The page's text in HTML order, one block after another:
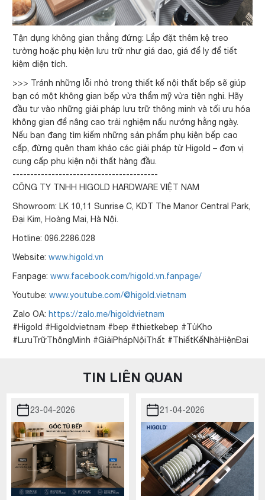
Tận dụng không gian thẳng đứng: Lắp đặt thêm kệ treo
tường hoặc phụ kiện lưu trữ như giá dao, giá để ly để tiết
kiệm diện tích.
>>> Tránh những lỗi nhỏ trong thiết kế nội thất bếp sẽ giúp
bạn có một không gian bếp vừa thẩm mỹ vừa tiện nghi. Hãy
đầu tư vào những giải pháp lưu trữ thông minh và tối ưu hóa
không gian để nâng cao trải nghiệm nấu nướng hằng ngày.
Nếu bạn đang tìm kiếm những sản phẩm phụ kiện bếp cao
cấp, đừng quên tham khảo các giải pháp từ Higold – đơn vị
cung cấp phụ kiện nội thất hàng đầu.
-----------------------------------------
CÔNG TY TNHH HIGOLD HARDWARE VIỆT NAM
Showroom: LK 10,11 Sunrise C, KDT The Manor Central Park,
Đại Kim, Hoàng Mai, Hà Nội.
Hotline: 096.2286.028
Website:www.higold.vn
Fanpage:www.facebook.com/higold.vn.fanpage/
Youtube:www.youtube.com/@higold.vietnam
Zalo OA: https://zalo.me/higoldvietnam
#Higold #Higoldvietnam #bep #thietkebep #TủKho
#LưuTrữThôngMinh #GiảiPhápNộiThất #ThiếtKếNhàHiệnĐai
TIN LIÊN QUAN
23-04-2026 21-04-2026